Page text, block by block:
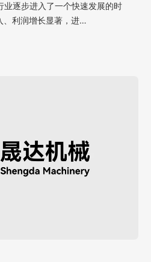
业逐步进入了一个快速发展的时
、利润增长显著，进…